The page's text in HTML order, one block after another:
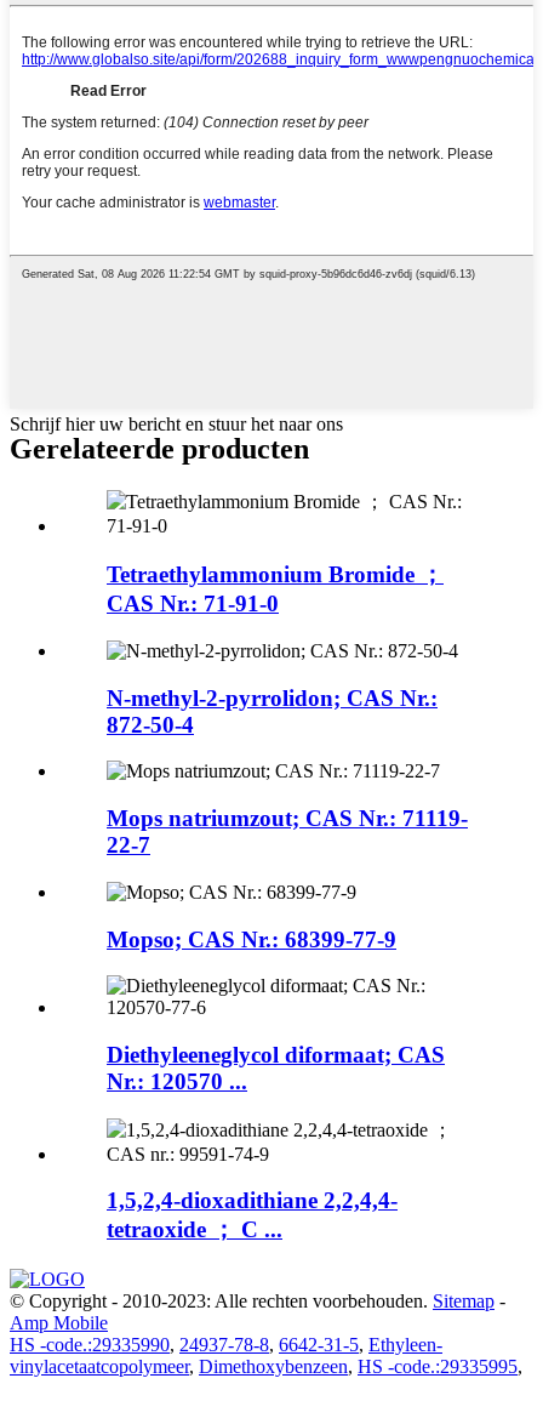
Schrijf hier uw bericht en stuur het naar ons
Gerelateerde producten
Tetraethylammonium Bromide ；
CAS Nr.: 71-91-0
N-methyl-2-pyrrolidon; CAS Nr.:
872-50-4
Mops natriumzout; CAS Nr.: 71119-
22-7
Mopso; CAS Nr.: 68399-77-9
Diethyleeneglycol diformaat; CAS
Nr.: 120570 ...
1,5,2,4-dioxadithiane 2,2,4,4-
tetraoxide ； C ...
© Copyright - 2010-2023: Alle rechten voorbehouden. Sitemap -
Amp Mobile
HS -code.:29335990, 24937-78-8, 6642-31-5, Ethyleen-
vinylacetaatcopolymeer, Dimethoxybenzeen, HS -code.:29335995,